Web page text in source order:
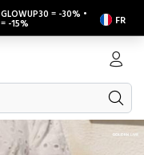
GLOWUP30 = -30% •
= -15% FR